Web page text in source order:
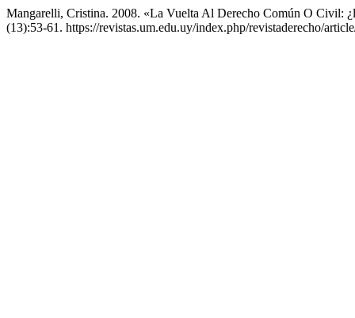
Mangarelli, Cristina. 2008. «La Vuelta Al Derecho Común O Civil:
(13):53-61. https://revistas.um.edu.uy/index.php/revistaderecho/